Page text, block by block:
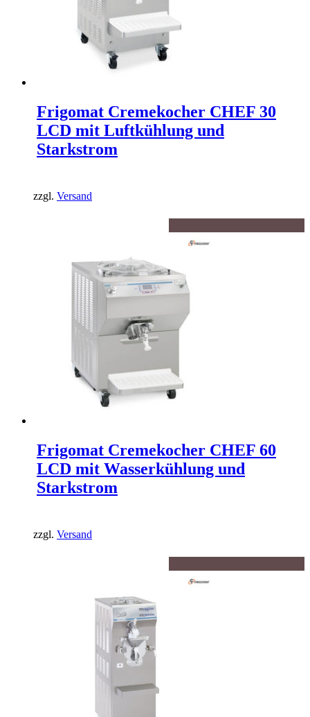
Frigomat Cremekocher CHEF 30
LCD mit Luftkühlung und
Starkstrom
zzgl. Versand
Frigomat Cremekocher CHEF 60
LCD mit Wasserkühlung und
Starkstrom
zzgl. Versand